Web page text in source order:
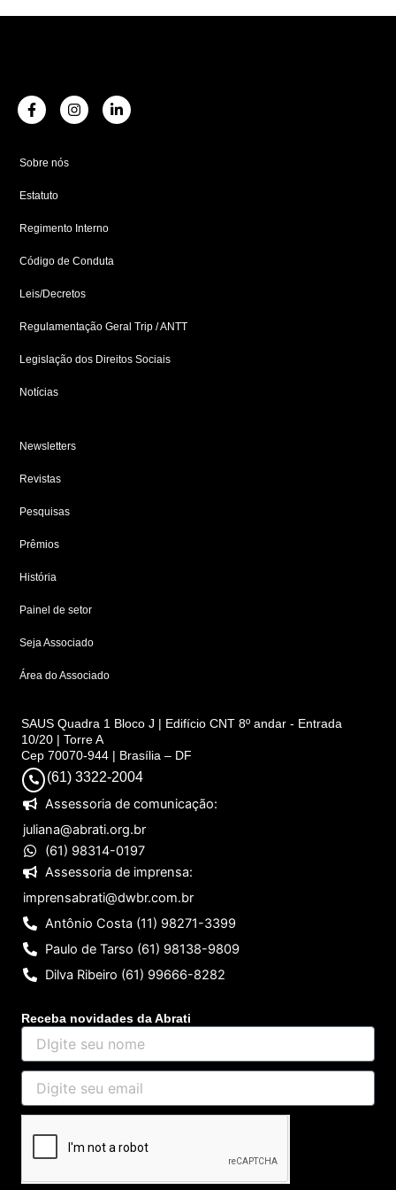
F
a
b
o
k
f
I
n
L
i
Sobre nós
Estatuto
Regimento Interno
Código de Conduta
Leis/Decretos
Regulamentação Geral Trip / ANTT
Legislação dos Direitos Sociais
Notícias
Newsletters
Revistas
Pesquisas
Prêmios
História
Painel de setor
Seja Associado
Área do Associado
SAUS Quadra 1 Bloco J | Edifício CNT 8º andar - Entrada
10/20 | Torre A
Cep 70070-944 | Brasília – DF
(61) 3322-2004
Assessoria de comunicação:
juliana@abrati.org.br
(61) 98314-0197
Assessoria de imprensa:
imprensabrati@dwbr.com.br
Antônio Costa (11) 98271-3399
Paulo de Tarso (61) 98138-9809
Dilva Ribeiro (61) 99666-8282
Receba novidades da Abrati
DIgite
seu
nome
Digite
seu
email